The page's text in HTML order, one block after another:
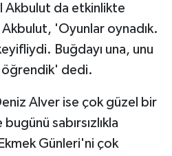
Akbulut da etkinlikte
'Oyunlar oynadık.
Buğdayı una, unu
öğrendik' dedi.
Alver ise çok güzel bir
sabırsızlıkla
Günleri'ni çok